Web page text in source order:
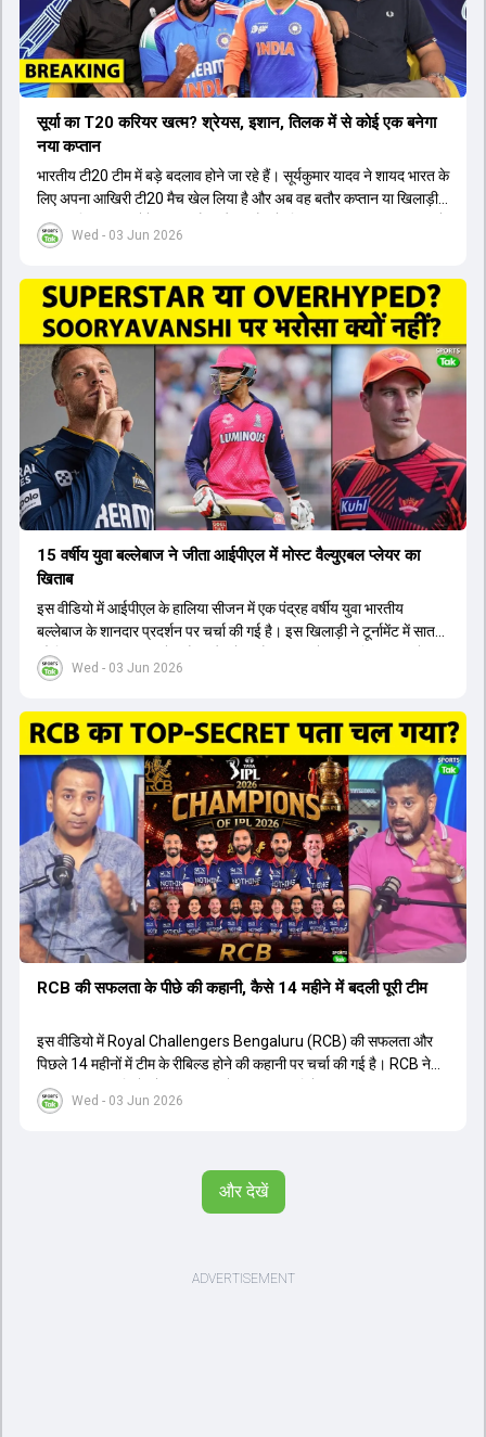
Wed - 03 Jun 2026
सूर्या का T20 करियर खत्म? श्रेयस, इशान, तिलक में से कोई एक बनेगा
नया कप्तान
भारतीय टी20 टीम में बड़े बदलाव होने जा रहे हैं। सूर्यकुमार यादव ने शायद भारत के
लिए अपना आखिरी टी20 मैच खेल लिया है और अब वह बतौर कप्तान या खिलाड़ी
टीम का हिस्सा नहीं होंगे। आयरलैंड और इंग्लैंड के खिलाफ आगामी टी20 सीरीज के
लिए नए कप्तान की तलाश जारी है। इस रेस में श्रेयस अय्यर सबसे आगे चल रहे
पटेल इस रेस में काफी पीछे हैं, जबकि संजू सैमसन और रजत पाटीदार कप्तानी की
दौड़ से बाहर हैं। आगामी सीरीज के लिए वैभव सूर्यवंशी को तीसरे ओपनर के तौर पर
टीम में शामिल किया जाएगा, जबकि अभिषेक शर्मा और संजू सैमसन पहली पसंद
होंगे। इसके अलावा नीतीश रेड्डी को बतौर ऑलराउंडर ज्यादा मौके मिलेंगे। अजीत
अगरकर की अगुवाई वाली चयन समिति और कोच गौतम गंभीर आगामी टी20 वर्ल्ड
कप और 2028 ओलंपिक के लिए लंबी अवधि का विजन लेकर चल रहे हैं।
Wed - 03 Jun 2026
15 वर्षीय युवा बल्लेबाज ने जीता आईपीएल में मोस्ट वैल्युएबल प्लेयर का
खिताब
इस वीडियो में आईपीएल के हालिया सीजन में एक पंद्रह वर्षीय युवा भारतीय
बल्लेबाज के शानदार प्रदर्शन पर चर्चा की गई है। इस खिलाड़ी ने टूर्नामेंट में सात
सौ छिहत्तर रन बनाकर ऑरेंज कैप और मोस्ट वैल्युएबल प्लेयर का खिताब अपने नाम
किया है। वीडियो में बताया गया है कि ऑस्ट्रेलियाई टीम के वर्तमान कप्तान और
ऑस्ट्रेलियाई कप्तान के अनुसार, शुरुआत में लोगों को इस खिलाड़ी के प्रदर्शन पर
संदेह था, लेकिन अब उसने खुद को एक बेहतरीन बल्लेबाज साबित कर दिया है जो
गेंद को बाउंड्री के काफी पार मारने की क्षमता रखता है। वहीं, इंग्लैंड के पूर्व कप्तान
ने कहा कि टूर्नामेंट जीतने वाली टीम के अलावा इस सीजन की सबसे बड़ी बात इस
युवा खिलाड़ी का प्रदर्शन रहा है, जिसे देखने के लिए स्टेडियम में भारी भीड़ उमड़ती
थी। शानदार प्रदर्शन के बाद इस युवा खिलाड़ी को श्रीलंका में होने वाली
त्रिकोणीय सीरीज के लिए इंडिया ए टीम में भी शामिल कर लिया गया है।
Wed - 03 Jun 2026
RCB की सफलता के पीछे की कहानी, कैसे 14 महीने में बदली पूरी टीम
इस वीडियो में Royal Challengers Bengaluru (RCB) की सफलता और
पिछले 14 महीनों में टीम के रीबिल्ड होने की कहानी पर चर्चा की गई है। RCB ने
अपनी पुरानी गलतियों को स्वीकार करते हुए एक नया रिसेट बटन दबाया। टीम
मैनेजमेंट में Mo Bobat, Andy Flower, Dinesh Karthik और एनालिस्ट
जैसे भारतीय खिलाड़ियों को टीम में शामिल किया गया, जिन्होंने शानदार प्रदर्शन
किया। इसके अलावा, Virat Kohli की भूमिका में भी बदलाव देखा गया, जहां वह
और देखें